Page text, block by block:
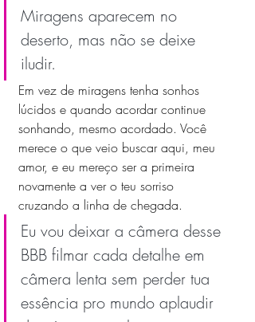
Miragens aparecem no
deserto, mas não se deixe
iludir.
Em vez de miragens tenha sonhos
lúcidos e quando acordar continue
sonhando, mesmo acordado. Você
merece o que veio buscar aqui, meu
amor, e eu mereço ser a primeira
novamente a ver o teu sorriso
cruzando a linha de chegada.
Eu vou deixar a câmera desse
BBB filmar cada detalhe em
câmera lenta sem perder tua
essência pro mundo aplaudir